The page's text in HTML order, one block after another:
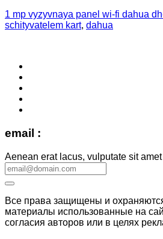
1 mp vyzyvnaya panel wi-fi dahua
schityvatelem kart, dahua
email :
Aenean erat lacus, vulputate sit
Все права защищены и
материалы использованные на
согласия авторов или в целях